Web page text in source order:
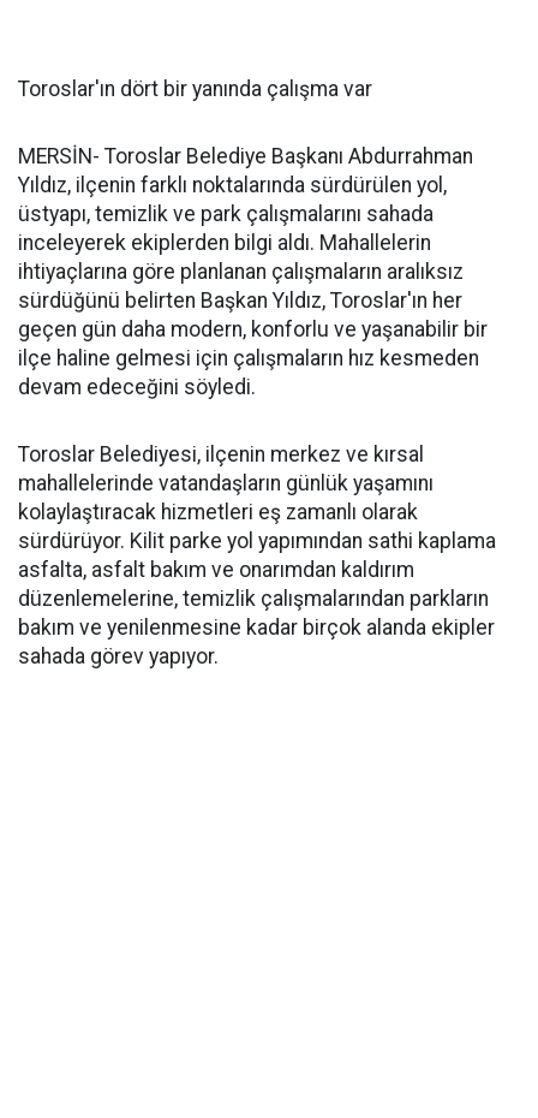
Toroslar'ın dört bir yanında çalışma var
MERSİN- Toroslar Belediye Başkanı Abdurrahman
Yıldız, ilçenin farklı noktalarında sürdürülen yol,
üstyapı, temizlik ve park çalışmalarını sahada
inceleyerek ekiplerden bilgi aldı. Mahallelerin
ihtiyaçlarına göre planlanan çalışmaların aralıksız
sürdüğünü belirten Başkan Yıldız, Toroslar'ın her
geçen gün daha modern, konforlu ve yaşanabilir bir
ilçe haline gelmesi için çalışmaların hız kesmeden
devam edeceğini söyledi.
Toroslar Belediyesi, ilçenin merkez ve kırsal
mahallelerinde vatandaşların günlük yaşamını
kolaylaştıracak hizmetleri eş zamanlı olarak
sürdürüyor. Kilit parke yol yapımından sathi kaplama
asfalta, asfalt bakım ve onarımdan kaldırım
düzenlemelerine, temizlik çalışmalarından parkların
bakım ve yenilenmesine kadar birçok alanda ekipler
sahada görev yapıyor.